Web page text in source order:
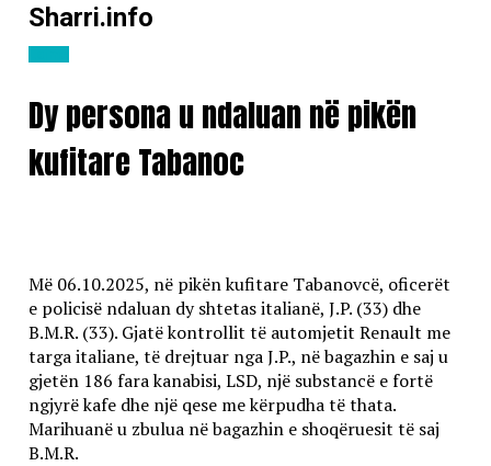
Sharri.info
Dy persona u ndaluan në pikën
kufitare Tabanoc
Më 06.10.2025, në pikën kufitare Tabanovcë, oficerët
e policisë ndaluan dy shtetas italianë, J.P. (33) dhe
B.M.R. (33). Gjatë kontrollit të automjetit Renault me ​​
targa italiane, të drejtuar nga J.P., në bagazhin e saj u
gjetën 186 fara kanabisi, LSD, një substancë e fortë
ngjyrë kafe dhe një qese me kërpudha të thata.
Marihuanë u zbulua në bagazhin e shoqëruesit të saj
B.M.R.